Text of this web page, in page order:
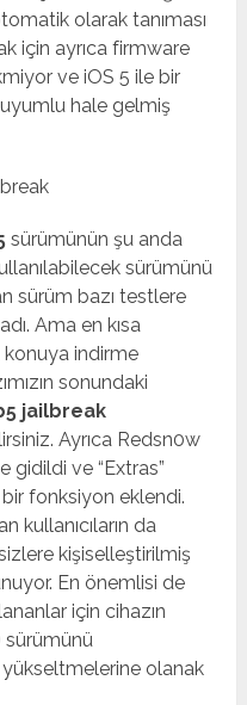
olarak tanıması
için ayrıca firmware
ve iOS 5 ile bir
hale gelmiş
sürümünün şu anda
sürümünü
sürüm bazı testlere
Ama en kısa
konuya indirme
sonundaki
jailbreak
Ayrıca Redsn0w
gidildi ve “Extras”
bir fonksiyon eklendi.
kullanıcıların da
kişiselleştirilmiş
En önemlisi de
için cihazın
olanak